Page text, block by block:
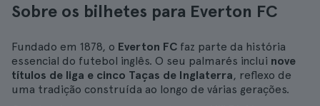
Sobre os bilhetes para Everton FC
Fundado em 1878, o Everton FC faz parte da história
essencial do futebol inglês. O seu palmarés inclui nove
títulos de liga e cinco Taças de Inglaterra, reflexo de
uma tradição construída ao longo de várias gerações.